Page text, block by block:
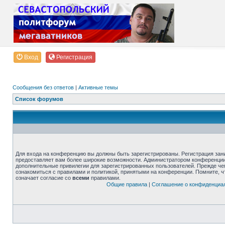
Вход Регистрация
Сообщения без ответов | Активные темы
Список форумов
Для входа на конференцию вы должны быть зарегистрированы. Регистрация
предоставляет вам более широкие возможности. Администратором
дополнительные привилегии для зарегистрированных пользователей. Прежде
ознакомиться с правилами и политикой, принятыми на конференции. Помните,
означает согласие со всеми правилами.
Общие правила| Соглашение о